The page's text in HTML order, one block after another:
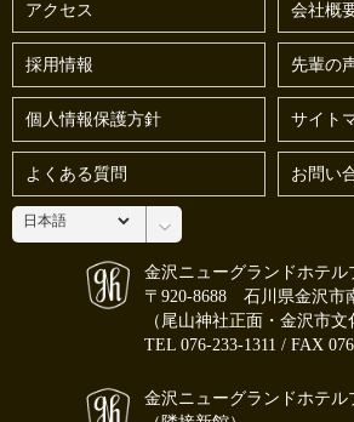
アクセス 会社概
採用情報 先輩の
個人情報保護方針 サイト
よくある質問 お問い
金沢ニューグランドホテル
〒920-8688 石川県金沢市
（尾山神社正面・金沢市文
TEL 076-233-1311 / FAX
金沢ニューグランドホテル